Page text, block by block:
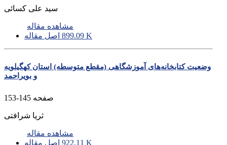
سید علی کسائی
مشاهده مقاله
899.09 K
وضعیت کتابخانه‌های آموزشگاهی (مقطع متوسطه) استان کهگیلویه
و بویراحمد
صفحه 145-153
ثریا شرافتی
مشاهده مقاله
922.11 K